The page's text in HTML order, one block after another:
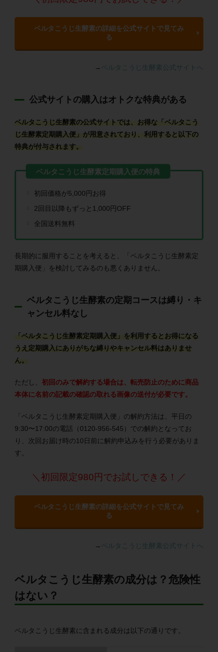
ベルタこうじ生酵素の詳細を公式サイトで見てみ
る
→ ベルタこうじ生酵素公式サイトへ
公式サイトの購入はオトクな特典がある
ベルタこうじ生酵素の公式サイトでは、お得な「ベルタこう
じ生酵素定期購入便」が用意されており、利用すると以下の
特典が付与されます。
初回価格が5,000円お得
2回目以降もずっと1,000円OFF
全国送料無料
長期的に服用することを考えると、「ベルタこうじ生酵素定
期購入便」を検討してみるのも悪くありません。
ベルタこうじ生酵素の定期コースは縛り・キ
ャンセル料なし
「ベルタこうじ生酵素定期購入便」を利用するとお得になる
うえ定期購入にありがちな縛りやキャンセル料はありませ
ん。
ただし、 初回のみで解約する場合は、転売防止のために商品
本体に名前の記載の確認の取れる画像の送付が必要です。
「ベルタこうじ生酵素定期購入便」の解約方法は、平日の
9:30〜17:00の電話（0120-956-545）での解約となってお
り、次回お届け時の10日前に解約申込みを行う必要がありま
す。
＼初回限定980円でお試しできる！／
ベルタこうじ生酵素の詳細を公式サイトで見てみ
る
→ ベルタこうじ生酵素公式サイトへ
ベルタこうじ生酵素の成分は？危険性
はない？
ベルタこうじ生酵素に含まれる成分は以下の通りです。